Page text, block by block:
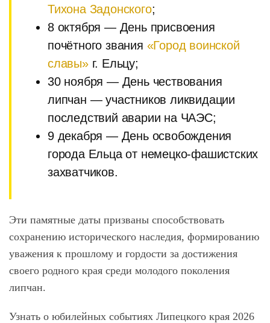
Тихона Задонского;
8 октября — День присвоения
почётного звания «Город воинской
славы»г. Ельцу;
30 ноября — День чествования
липчан — участников ликвидации
последствий аварии на ЧАЭС;
9 декабря — День освобождения
города Ельца от немецко-фашистских
захватчиков.
Эти памятные даты призваны способствовать
сохранению исторического наследия, формированию
уважения к прошлому и гордости за достижения
своего родного края среди молодого поколения
липчан.
Узнать о юбилейных событиях Липецкого края 2026